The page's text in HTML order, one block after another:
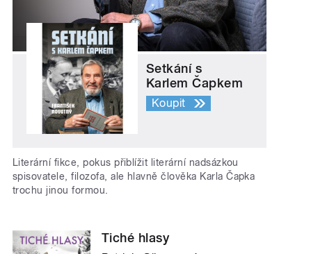
Setkání s
Karlem Čapkem
Koupit
Literární fikce, pokus přiblížit literární nadsázkou
spisovatele, filozofa, ale hlavně člověka Karla Čapka
trochu jinou formou.
Tiché hlasy